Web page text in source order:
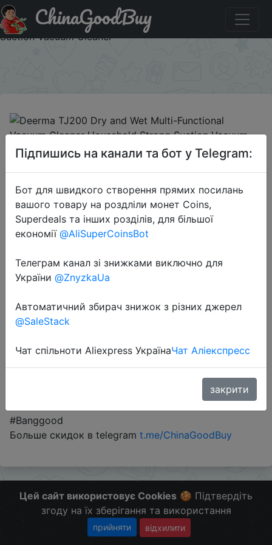
Код на знижку BGCZD21 Deerma TJ200 Dry and Wet
Multi-Functional Vacuum Cleaner Household Strong
Suction Vacuum Cleaner
ChinaGoodBuy
2020-04-02
Deerma TJ200 Dry and Wet Multi-
Functional Vacuum Cleaner
Household Strong Suction Vacuum
Cleaner
$89.99
Промокод:"BGCZD21"
Перейти до магазину
#Banggood
Больше скидок в telegram t.me/ChinaGoodBuy
Цей сайт використовує Cookies 🍪 Підтвердіть
згоду на їх зберігання та використання
прийняти відхилити
Підпишись на канали та бот у Telegram:
Бот для швидкого створення прямих посилань
вашого товару на роздліли монет Coins,
Superdeals та інших розділів, для більшої
економії @AliSuperCoinsBot
Телеграм канал зі знижками виключно для
України @ZnyzkaUa
Автоматичний збирач знижок з різних джерел
@SaleStack
Чат спільноти Aliexpress УкраїнаЧат Аліекспресс
закрити